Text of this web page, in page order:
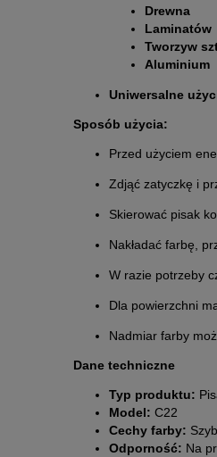
Drewna
Laminatów
Tworzyw
Aluminium
Uniwersalne
Sposób użycia:
Przed użyciem
Zdjąć zatyczkę i
Skierować pisak
Nakładać farbę,
W razie potrzeby
Dla powierzchni
Nadmiar farby
Dane techniczne
Typ produktu:
Model: C22
Cechy farby:
Odporność: Na